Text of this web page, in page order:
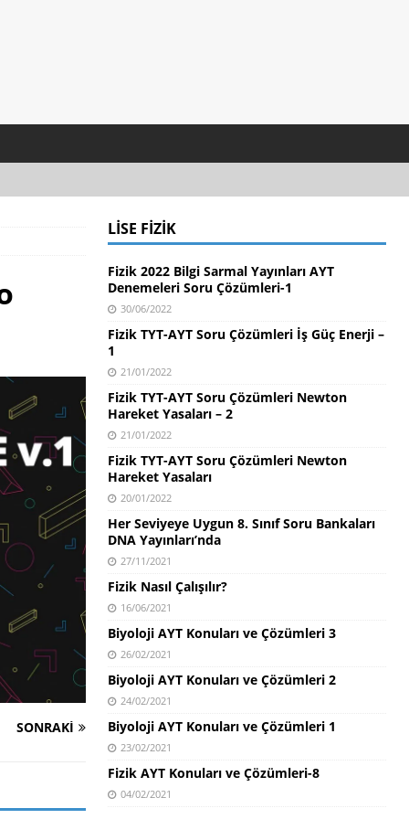
SONRAKI
LISE FIZIK
Fizik 2022 Bilgi Sarmal Yayınları AYT
Denemeleri Soru Çözümleri-1
30/06/2022
Fizik TYT-AYT Soru Çözümleri İş Güç Enerji –
1
21/01/2022
Fizik TYT-AYT Soru Çözümleri Newton
Hareket Yasaları – 2
21/01/2022
Fizik TYT-AYT Soru Çözümleri Newton
Hareket Yasaları
20/01/2022
Her Seviyeye Uygun 8. Sınıf Soru Bankaları
DNA Yayınları’nda
27/11/2021
Fizik Nasıl Çalışılır?
16/06/2021
Biyoloji AYT Konuları ve Çözümleri 3
26/02/2021
Biyoloji AYT Konuları ve Çözümleri 2
24/02/2021
Biyoloji AYT Konuları ve Çözümleri 1
23/02/2021
Fizik AYT Konuları ve Çözümleri-8
04/02/2021